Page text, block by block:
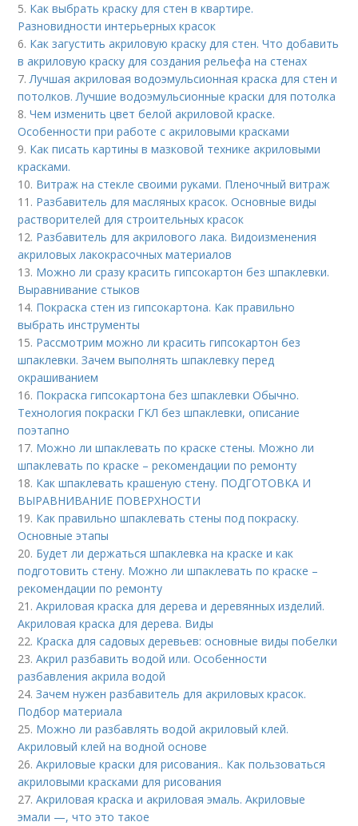
5. Как выбрать краску для стен в квартире.
Разновидности интерьерных красок
6. Как загустить акриловую краску для стен. Что добавить
в акриловую краску для создания рельефа на стенах
7.Лучшая акриловая водоэмульсионная краска для стен и
потолков. Лучшие водоэмульсионные краски для потолка
8.Чем изменить цвет белой акриловой краске.
Особенности при работе с акриловыми красками
9. Как писать картины в мазковой технике акриловыми
красками.
10. Витраж на стекле своими руками. Пленочный витраж
11. Разбавитель для масляных красок. Основные виды
растворителей для строительных красок
12. Разбавитель для акрилового лака. Видоизменения
акриловых лакокрасочных материалов
13. Можно ли сразу красить гипсокартон без шпаклевки.
Выравнивание стыков
14. Покраска стен из гипсокартона. Как правильно
выбрать инструменты
15. Рассмотрим можно ли красить гипсокартон без
шпаклевки. Зачем выполнять шпаклевку перед
окрашиванием
16. Покраска гипсокартона без шпаклевки Обычно.
Технология покраски ГКЛ без шпаклевки, описание
поэтапно
17. Можно ли шпаклевать по краске стены. Можно ли
шпаклевать по краске – рекомендации по ремонту
18. Как шпаклевать крашеную стену. ПОДГОТОВКА И
ВЫРАВНИВАНИЕ ПОВЕРХНОСТИ
19. Как правильно шпаклевать стены под покраску.
Основные этапы
20. Будет ли держаться шпаклевка на краске и как
подготовить стену. Можно ли шпаклевать по краске –
рекомендации по ремонту
21.Акриловая краска для дерева и деревянных изделий.
Акриловая краска для дерева. Виды
22. Краска для садовых деревьев: основные виды побелки
23.Акрил разбавить водой или. Особенности
разбавления акрила водой
24.Зачем нужен разбавитель для акриловых красок.
Подбор материала
25. Можно ли разбавлять водой акриловый клей.
Акриловый клей на водной основе
26.Акриловые краски для рисования.. Как пользоваться
акриловыми красками для рисования
27.Акриловая краска и акриловая эмаль. Акриловые
эмали —, что это такое